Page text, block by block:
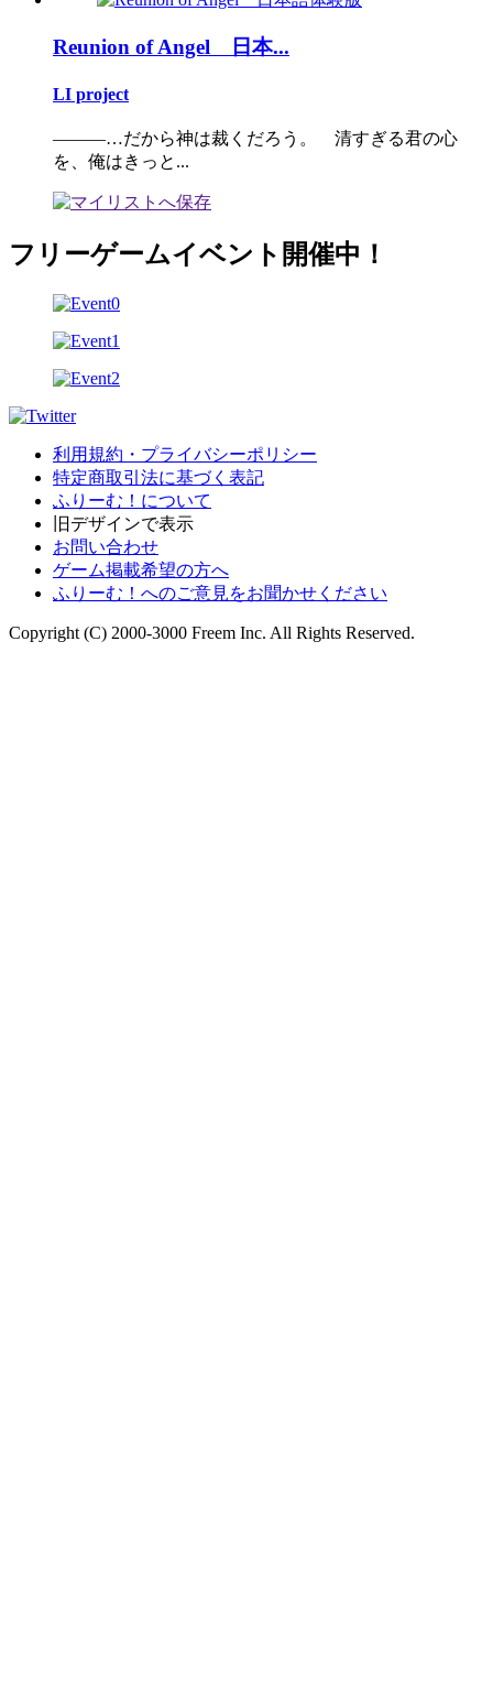
Reunion of Angel 日本...
LI project
―――…だから神は裁くだろう。 清すぎる君の心
を、俺はきっと...
フリーゲームイベント開催中！
利用規約・プライバシーポリシー
特定商取引法に基づく表記
ふりーむ！について
旧デザインで表示
お問い合わせ
ゲーム掲載希望の方へ
ふりーむ！へのご意見をお聞かせください
Copyright (C) 2000-3000 Freem Inc. All Rights Reserved.